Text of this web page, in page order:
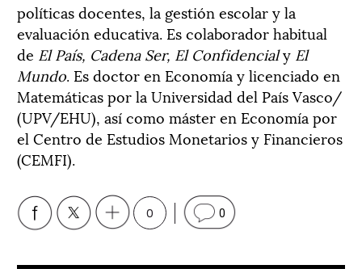
políticas docentes, la gestión escolar y la
evaluación educativa. Es colaborador habitual
de El País, Cadena Ser, El Confidencialy El
Mundo. Es doctor en Economía y licenciado en
Matemáticas por la Universidad del País Vasco/
(UPV/EHU), así como máster en Economía por
el Centro de Estudios Monetarios y Financieros
(CEMFI).
0 0